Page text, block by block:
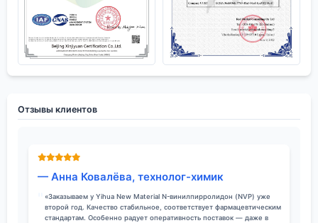
Отзывы клиентов
— Анна Ковалёва, технолог-химик
«Заказываем у Yihua New Material N-винилпирролидон (NVP) уже
второй год. Качество стабильное, соответствует фармацевтическим
стандартам. Особенно радует оперативность поставок — даже в